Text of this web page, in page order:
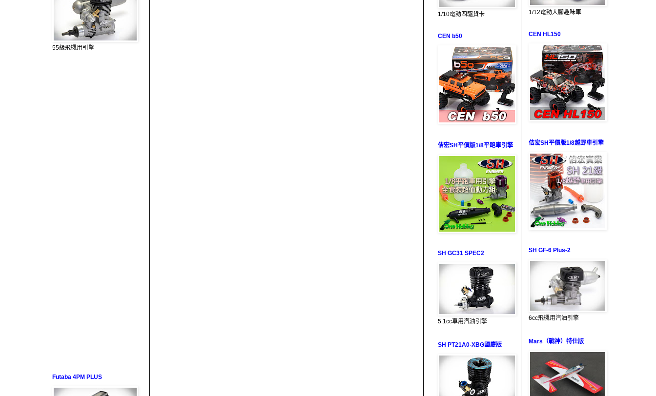
55級飛機用引擎
Futaba 4PM PLUS
1/10電動四驅貨卡
CEN b50
佶宏SH平價版1/8平跑車引擎
SH GC31 SPEC2
5.1cc車用汽油引擎
SH PT21A0-XBG國慶版
1/12電動大腳趣味車
CEN HL150
佶宏SH平價版1/8越野車引擎
SH GF-6 Plus-2
6cc飛機用汽油引擎
Mars（戰神）特仕版